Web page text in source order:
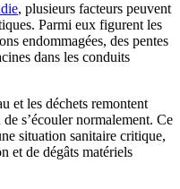
, plusieurs facteurs peuvent
Parmi eux figurent les
endommagées, des pentes
dans les conduits
et les déchets remontent
s’écouler normalement. Ce
situation sanitaire critique,
et de dégâts matériels